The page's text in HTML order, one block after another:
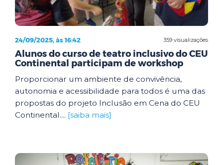
359 visualizações
24/09/2025, às 16:42
Alunos do curso de teatro inclusivo do CEU
Continental participam de workshop
Proporcionar um ambiente de convivência,
autonomia e acessibilidade para todos é uma das
propostas do projeto Inclusão em Cena do CEU
Continental.... [saiba mais]